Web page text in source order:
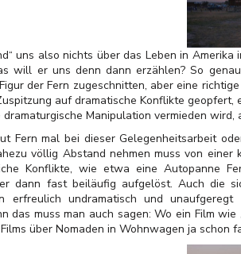
uns also nichts über das Leben in
will er uns denn dann erzählen? So
der Fern zugeschnitten, aber eine
auf dramatische Konflikte
Manipulation vermieden
Fern mal bei dieser Gelegenheitsarbeit
völlig Abstand nehmen muss von
Konflikte, wie etwa eine Autopanne
dann fast beiläufig aufgelöst. Auch die
erfreulich undramatisch und
das muss man auch sagen: Wo ein Film
über Nomaden in Wohnwagen ja schon